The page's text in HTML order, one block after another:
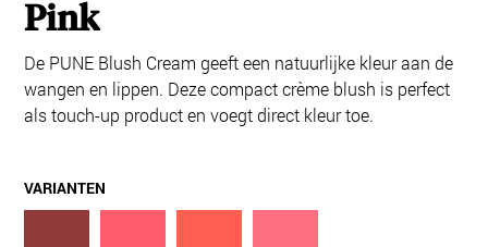
Pink
De PUNE Blush Cream geeft een natuurlijke kleur aan de
wangen en lippen. Deze compact crème blush is perfect
als touch-up product en voegt direct kleur toe.
VARIANTEN